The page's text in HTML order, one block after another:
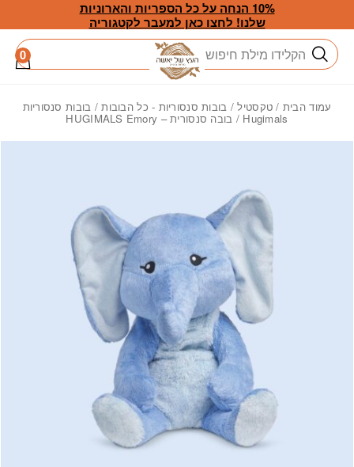
Skip to Content
10% הנחה על כל הספריות והארוניות
שלנו! לחצו כאן למעבר לקטגוריה
חיפוש 0
עמוד הבית / טקסטיל/ בובות סנסוריות - כל הבובות/ בובות סנסוריות
Hugimals / בובה סנסורית – HUGIMALS Emory